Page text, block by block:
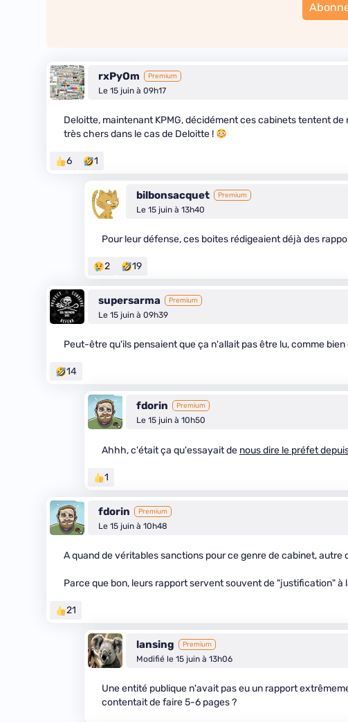
rxPyOm Premium
Le 15 juin à 09h17
Deloitte, maintenant KPMG, décidément ces cabinets tentent
très chers dans le cas de Deloitte !
6 1
bilbonsacquet Premium
Le 15 juin à 13h40
Pour leur défense, ces boites rédigeaient déjà des
2 19
supersarma Premium
Le 15 juin à 09h39
Peut-être qu'ils pensaient que ça n'allait pas être lu, comme
14
fdorin Premium
Le 15 juin à 10h50
Ahhh, c'était ça qu'essayait de nous dire le préfet
1
fdorin Premium
Le 15 juin à 10h48
A quand de véritables sanctions pour ce genre de cabinet, autre
Parce que bon, leurs rapport servent souvent de "justification"
21
lansing Premium
Modifié le 15 juin à 13h06
Une entité publique n'avait pas eu un rapport
contentait de faire 5-6 pages ?